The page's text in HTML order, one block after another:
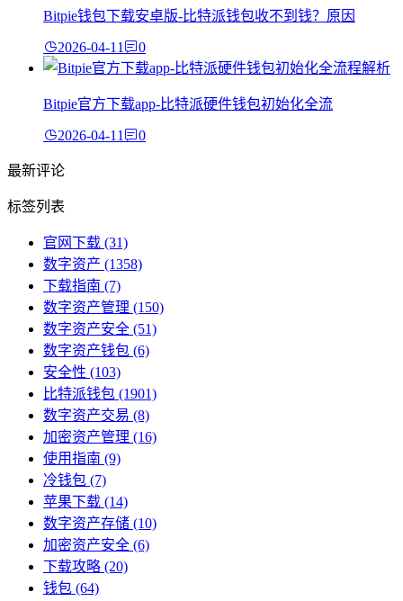
Bitpie钱包下载安卓版-比特派钱包收不到钱？原因
2026-04-11 0
Bitpie官方下载app-比特派硬件钱包初始化全流
2026-04-11 0
最新评论
标签列表
官网下载 (31)
数字资产 (1358)
下载指南 (7)
数字资产管理 (150)
数字资产安全 (51)
数字资产钱包 (6)
安全性 (103)
比特派钱包 (1901)
数字资产交易 (8)
加密资产管理 (16)
使用指南 (9)
冷钱包 (7)
苹果下载 (14)
数字资产存储 (10)
加密资产安全 (6)
下载攻略 (20)
钱包 (64)